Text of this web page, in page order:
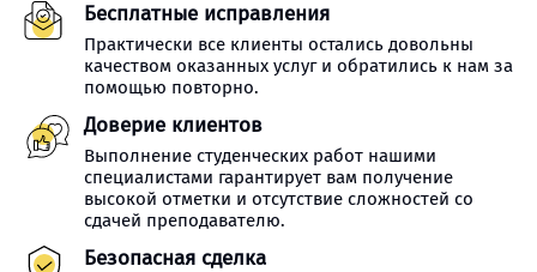
Бесплатные исправления
Практически все клиенты остались довольны
качеством оказанных услуг и обратились к нам за
помощью повторно.
Доверие клиентов
Выполнение студенческих работ нашими
специалистами гарантирует вам получение
высокой отметки и отсутствие сложностей со
сдачей преподавателю.
Безопасная сделка